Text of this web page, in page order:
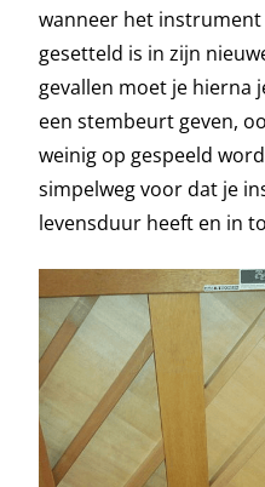
wanneer het instrument
gesetteld is in zijn
gevallen moet je hierna
een stembeurt geven,
weinig op gespeeld
simpelweg voor dat je
levensduur heeft en in